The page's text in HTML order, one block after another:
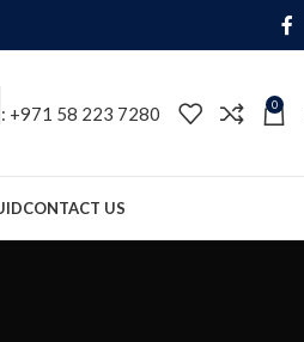
+971 58 223 7280 0
CONTACT US